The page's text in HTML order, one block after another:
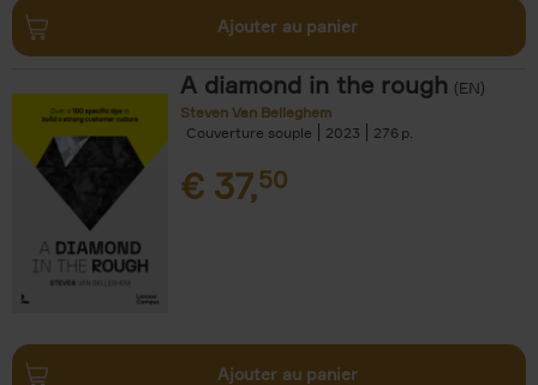
Ajouter au panier
A diamond in the rough (EN)
Steven Van Belleghem
Couverture souple
2023 276
€ 37,50
Ajouter au panier